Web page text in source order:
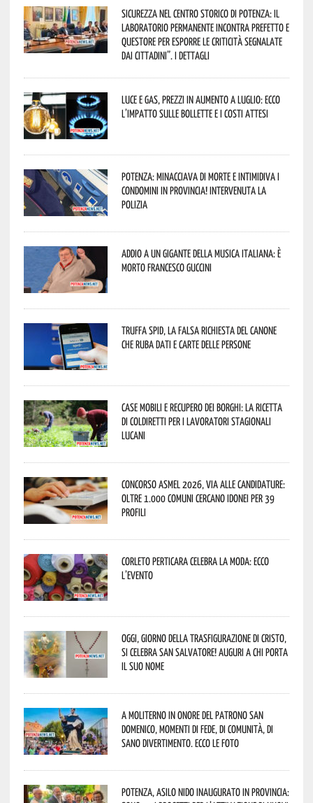
Sicurezza nel Centro Storico di Potenza: il
Laboratorio Permanente incontra Prefetto e
Questore per esporre le criticità segnalate
dai cittadini”. I dettagli
Luce e gas, prezzi in aumento a luglio: ecco
l’impatto sulle bollette e i costi attesi
Potenza: minacciava di morte e intimidiva i
condomini in provincia! Intervenuta la
Polizia
Addio a un gigante della musica italiana: è
morto Francesco Guccini
Truffa Spid, la falsa richiesta del canone
che ruba dati e carte delle persone
Case mobili e recupero dei borghi: la ricetta
di Coldiretti per i lavoratori stagionali
lucani
Concorso Asmel 2026, via alle candidature:
oltre 1.000 Comuni cercano idonei per 39
profili
Corleto Perticara celebra la moda: ecco
l’evento
Oggi, giorno della Trasfigurazione di Cristo,
si celebra San Salvatore! Auguri a chi porta
il suo nome
A Moliterno in onore del Patrono San
Domenico, momenti di fede, di comunità, di
sano divertimento. Ecco le foto
Potenza, asilo nido inaugurato in provincia: